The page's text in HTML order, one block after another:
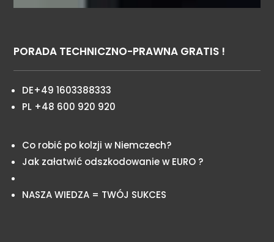
PORADA TECHNICZNO-PRAWNA GRATIS !
DE+49 1603388333
PL +48 600 920 920
Co robić po kolzji w Niemczech?
Jak załatwić odszkodowanie w EURO ?
NASZA WIEDZA = TWÓJ SUKCES